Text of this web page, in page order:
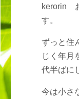
kerorin
す。
ずっと住
じく年月
代半ばに
今は小さ